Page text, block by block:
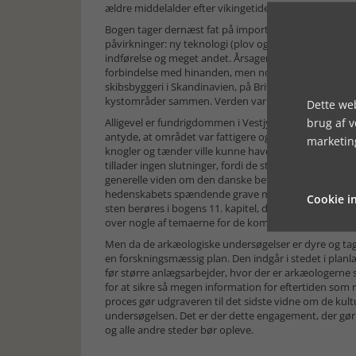
ældre middelalder efter vikingetidens afslutning.
Bogen tager dernæst fat på importsagerne i de
påvirkninger: ny teknologi (plov og vandmølle),
indførelse og meget andet. Årsagen er naturligvis,
forbindelse med hinanden, men nok så meget at
skibsbyggeri i Skandinavien, på Britiske Øer og
kystområder sammen. Verden var blevet mindre,
Alligevel er fundrigdommen i Vestjylland ikke så
antyde, at området var fattigere og tyndere befolket
knogler og tænder ville kunne have antydet
tillader ingen slutninger, fordi de stort set ikke
generelle viden om den danske befolknings
hedenskabets spændende grave med udstyr til
sten berøres i bogens 11. kapitel, der afrundes
over nogle af temaerne for de kommende
Men da de arkæologiske undersøgelser er dyre og
en forskningsmæssig plan. Den indgår i stedet i
før større anlægsarbejder, hvor der er arkæologerne
for at sikre så megen information for eftertiden
proces gør udgraveren til det sidste vidne om de
undersøgelsen. Det er der dette engagement, der gør
og alle andre steder bør opleve.
Dette
brug af
Cookie